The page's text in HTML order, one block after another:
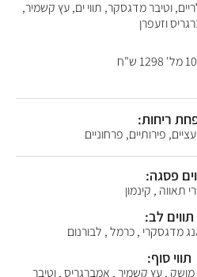
וטיבר מדגסקר, תווי ים, עץ קשמיר,
וזעפרן
ריחות:
פירותיים, פרחוניים
פסגה:
תאווה , קינמון
תווים לב:
מדגסקרי , כרמל , לבורנום
תווי סוף:
, מושק , עץ קשמיר , אמברגריס , וטיבר